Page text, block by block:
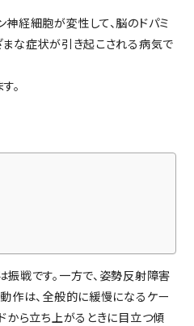
経細胞が変性して、脳のドパミ
まな症状が引き起こされる病気で
。
戦です。一方で、姿勢反射障害
作は、全般的に緩慢になるケー
から立ち上がるときに目立つ傾